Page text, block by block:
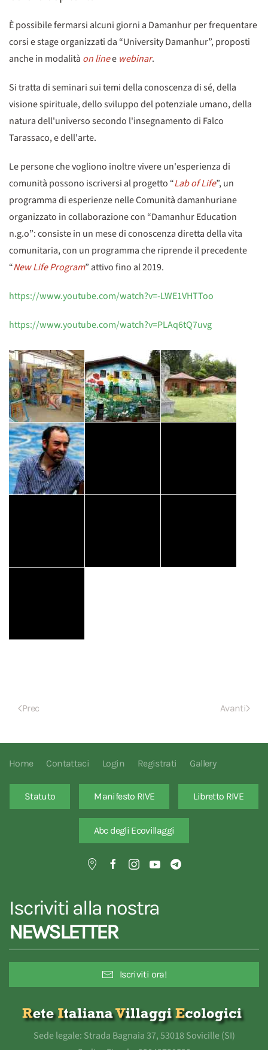
È possibile fermarsi alcuni giorni a Damanhur per frequentare
corsi e stage organizzati da “University Damanhur”, proposti
anche in modalità on linee webinar.
Si tratta di seminari sui temi della conoscenza di sé, della
visione spirituale, dello sviluppo del potenziale umano, della
natura dell'universo secondo l'insegnamento di Falco
Tarassaco, e dell'arte.
Le persone che vogliono inoltre vivere un'esperienza di
comunità possono iscriversi al progetto “Lab of Life”, un
programma di esperienze nelle Comunità damanhuriane
organizzato in collaborazione con “Damanhur Education
n.g.o”: consiste in un mese di conoscenza diretta della vita
comunitaria, con un programma che riprende il precedente
“New Life Program” attivo fino al 2019.
https://www.youtube.com/watch?v=-LWE1VHTToo
https://www.youtube.com/watch?v=PLAq6tQ7uvg
Prec Avanti
Home Contattaci Login Registrati Gallery
Statuto Manifesto RIVE Libretto RIVE
Abc degli Ecovillaggi
Iscriviti alla nostra
NEWSLETTER
Iscriviti ora!
Sede legale: Strada Bagnaia 37, 53018 Sovicille (SI)